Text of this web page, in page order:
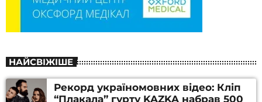
НАЙСВІЖІШЕ
Рекорд україномовних відео: Кліп
“Плакала” гурту KAZKA набрав 500